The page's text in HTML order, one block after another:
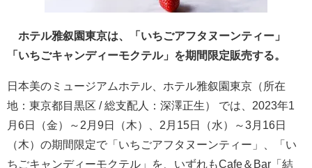
ホテル雅叙園東京は、「いちごアフタヌーンティー」
「いちごキャンディーモクテル」を期間限定販売する。
日本美のミュージアムホテル、ホテル雅叙園東京（所在
地：東京都目黒区 / 総支配人：深澤正生） では、2023年1
月6日（金）～2月9日（木）、2月15日（水）～3月16日
（木）の期間限定で「いちごアフタヌーンティー」、「い
ちごキャンディーモクテル」を、いずれもCafe＆Bar「結